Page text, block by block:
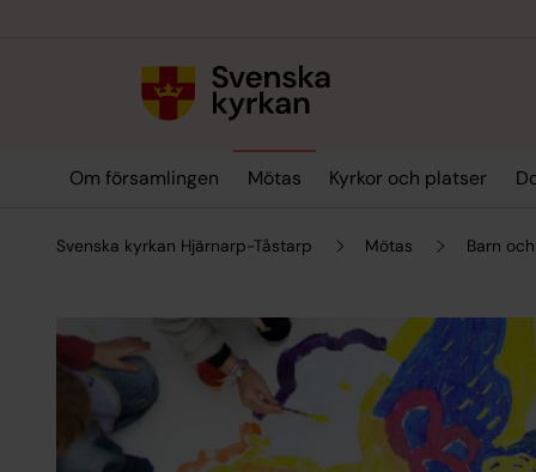
Om församlingen Mötas Kyrkor och platser
Svenska kyrkan Hjärnarp-Tåstarp Mötas Barn